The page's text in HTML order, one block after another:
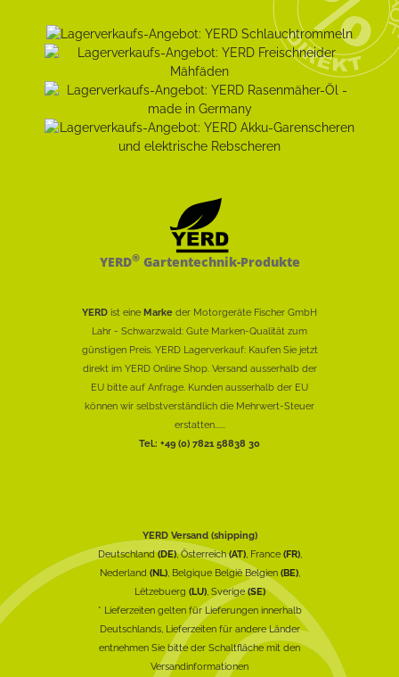
YERD®Gartentechnik-Produkte
YERD ist eine Marke der Motorgeräte Fischer GmbH
Lahr - Schwarzwald: Gute Marken-Qualität zum
günstigen Preis. YERD Lagerverkauf: Kaufen Sie jetzt
direkt im YERD Online Shop. Versand ausserhalb der
EU bitte auf Anfrage. Kunden ausserhalb der EU
können wir selbstverständlich die Mehrwert-Steuer
erstatten......
Tel.: +49 (0) 7821 58838 30
YERD Versand (shipping)
Deutschland(DE), Österreich(AT), France (FR),
Nederland (NL), Belgique België Belgien (BE),
Lëtzebuerg (LU), Sverige(SE)
* Lieferzeiten gelten für Lieferungen innerhalb
Deutschlands, Lieferzeiten für andere Länder
entnehmen Sie bitte der Schaltfläche mit den
Versandinformationen